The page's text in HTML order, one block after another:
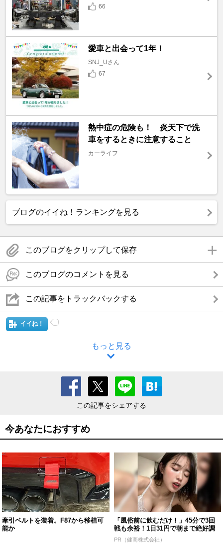
66
愛車と出会って1年！
SNJ_Uさん
67
熱中症の危険も！ 炎天下で洗
車をするときに注意すること
カーライフ
ブログのイイね！ランキングを見る
このブログをクリップして保存
このブログのコメントを見る
この記事をトラックバックする
イイね！
もっと見る
この記事をシェアする
今あなたにおすすめ
牽引ベルトを装着。F87から移植可
能か
「風俗前に飲むだけ！」45分で3回
戦も余裕！1日31円で朝まで絶好調
PR（健商株式会社）